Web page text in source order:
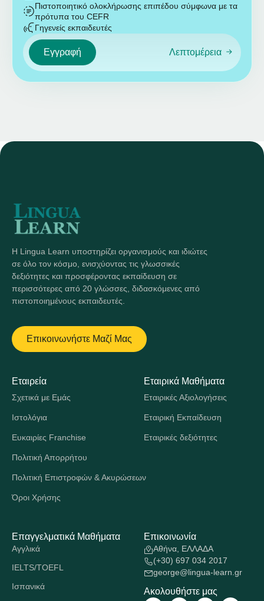
Πιστοποιητικό ολοκλήρωσης επιπέδου σύμφωνα με τα
πρότυπα του CEFR
Γηγενείς εκπαιδευτές
Εγγραφή Λεπτομέρεια
Η Lingua Learn υποστηρίζει οργανισμούς και ιδιώτες
σε όλο τον κόσμο, ενισχύοντας τις γλωσσικές
δεξιότητες και προσφέροντας εκπαίδευση σε
περισσότερες από 20 γλώσσες, διδασκόμενες από
πιστοποιημένους εκπαιδευτές.
Επικοινωνήστε Μαζί Μας
Εταιρεία
Σχετικά με Εμάς
Ιστολόγια
Ευκαιρίες Franchise
Πολιτική Απορρήτου
Πολιτική Επιστροφών & Ακυρώσεων
Όροι Χρήσης
Εταιρικά Μαθήματα
Εταιρικές Αξιολογήσεις
Εταιρική Εκπαίδευση
Εταιρικές δεξιότητες
Επαγγελματικά Μαθήματα
Αγγλικά
IELTS/TOEFL
Ισπανικά
Επικοινωνία
Αθήνα, ΕΛΛΑΔΑ
(+30) 697 034 2017
george@lingua-learn.gr
Ακολουθήστε μας